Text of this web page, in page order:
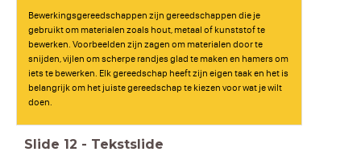
Bewerkingsgereedschappen zijn gereedschappen die je
gebruikt om materialen zoals hout, metaal of kunststof te
bewerken. Voorbeelden zijn zagen om materialen door te
snijden, vijlen om scherpe randjes glad te maken en hamers om
iets te bewerken. Elk gereedschap heeft zijn eigen taak en het is
belangrijk om het juiste gereedschap te kiezen voor wat je wilt
doen.
Slide 12 - Tekstslide